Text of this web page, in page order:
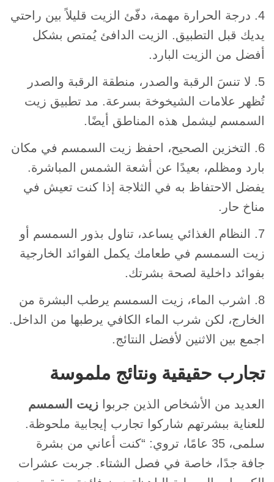
4. درجة الحرارة مهمة، دفّئ الزيت قليلاً بين راحتي
يديك قبل التطبيق. الزيت الدافئ يُمتص بشكل
أفضل من الزيت البارد.
5. لا تنسَ الرقبة والصدر، منطقة الرقبة والصدر
تُظهر علامات الشيخوخة بسرعة. مد تطبيق زيت
السمسم ليشمل هذه المناطق أيضًا.
6. التخزين الصحيح، احفظ زيت السمسم في مكان
بارد ومظلم، بعيدًا عن أشعة الشمس المباشرة.
يفضل الاحتفاظ به في الثلاجة إذا كنت تعيش في
مناخ حار.
7. النظام الغذائي يساعد، تناول بذور السمسم أو
زيت السمسم في طعامك يكمل الفوائد الخارجية
بفوائد داخلية لصحة بشرتك.
8. اشرب الماء، زيت السمسم يرطب البشرة من
الخارج، لكن شرب الماء الكافي يرطبها من الداخل.
اجمع بين الاثنين لأفضل النتائج.
تجارب حقيقية ونتائج ملموسة
العديد من الأشخاص الذين جربوا زيت السمسم
للعناية ببشرتهم شاركوا تجارب إيجابية ملحوظة.
سلمى، 35 عامًا، تروي: “كنت أعاني من بشرة
جافة جدًا، خاصة في فصل الشتاء. جربت عشرات